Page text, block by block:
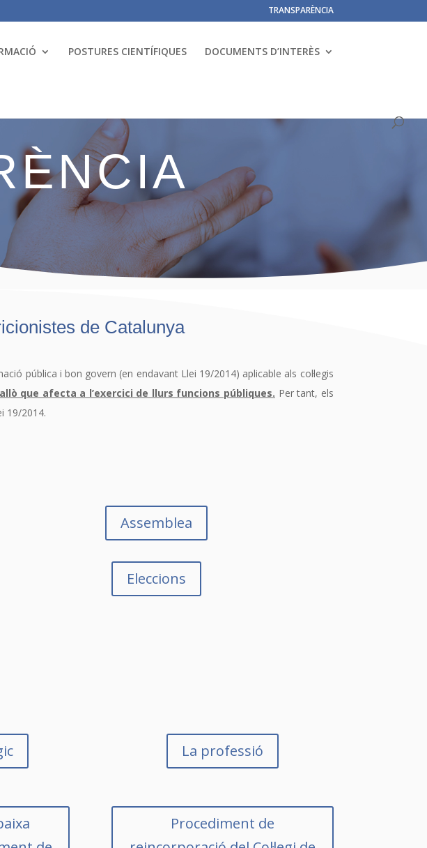
TRANSPARÈNCIA
POSTURES CIENTÍFIQUES DOCUMENTS D’INTERÈS
de Catalunya
pública i bon govern (en endavant Llei 19/2014) aplicable als col·legis
que afecta a l’exercici de llurs funcions públiques. Per tant, els
19/2014.
Assemblea
Eleccions
La professió
Procediment de